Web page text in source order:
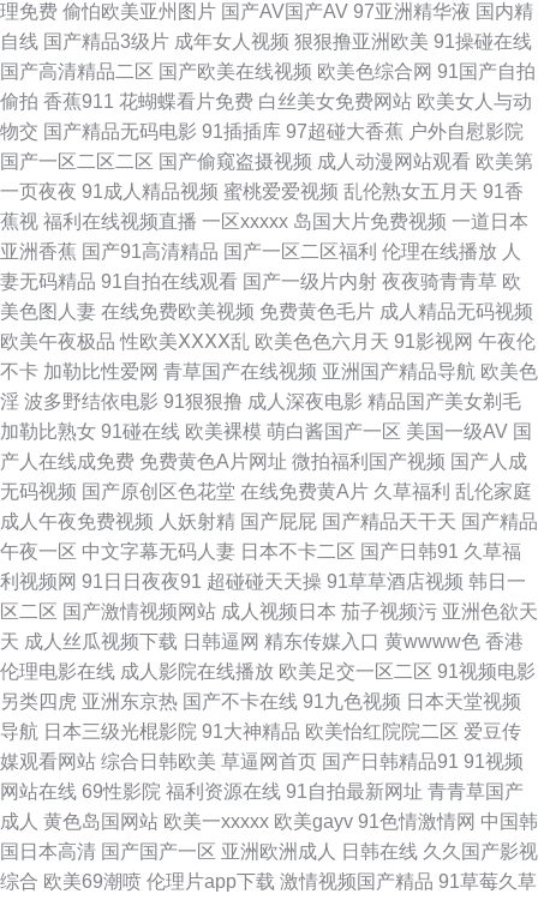
频在 在线播放午夜理论片 精品电影在线观看 亚洲精品福利在 国产乱妇乱子
天堂资源在线 第一第二区 星辰在线 国产日韩一区在线观看 午夜嘿嘿嘿在线
观看 天天想夜夜撸 吊带短裙国产在线视频 日本精品VA网站 bt磁力链接 种子
下载 欧美中文字幕日韩在线 91情侣高清精品国产 美乳裸乳图片 影视大全网
国内在线观看精品 亚洲成年人瑟瑟 国产精品亚洲综合色区 视频91在线国产
成人网址导航大全 日韩国产在 bt电影下载网站 欧美日韩精品一 中文字幕欧
美 另类专区欧美日韩国产 一级特黄a大片免费 精彩视频一区二区三区 97精
品电影网 91人人草 91快猫 在线免费电影网 日韩性交网 久久精品国产视频
国产TS人妖另类 尤物视频一区 天堂中文在线视频 欧美综合国产在线 国产第
22页 亚洲人成中文字幕组 欧美交换国 电影天堂电影免费电影 污污视频网 激
情五月综合网 91新人视频 天堂2019天堂 久草国产精品视频 成年视频人 亚
洲一区少妇人妻 欧美人成网站中文字 福利社有码 日韩欧美国产综合 超碰人
人在 欧洲AV在线老A 91在线观看视频 免费观看亚洲人成网站 中文日韩亚洲
欧美制服 国产国产欧美一级 神码影院 电影在线观看神马 日韩精选 超碰9191
奇米7777 97全国精品免费视频 欧美色播aⅴ久久天堂88 91蜜桃吴梦梦 男女
理免费 偷怕欧美亚州图片 国产AV国产AV 97亚洲精华液 国内精
自线 国产精品3级片 成年女人视频 狠狠撸亚洲欧美 91操碰在线
国产高清精品二区 国产欧美在线视频 欧美色综合网 91国产自拍
偷拍 香蕉911 花蝴蝶看片免费 白丝美女免费网站 欧美女人与动
物交 国产精品无码电影 91插插库 97超碰大香蕉 户外自慰影院
国产一区二区二区 国产偷窥盗摄视频 成人动漫网站观看 欧美第
一页夜夜 91成人精品视频 蜜桃爱爱视频 乱伦熟女五月天 91香
蕉视 福利在线视频直播 一区xxxxx 岛国大片免费视频 一道日本
亚洲香蕉 国产91高清精品 国产一区二区福利 伦理在线播放 人
妻无码精品 91自拍在线观看 国产一级片内射 夜夜骑青青草 欧
美色图人妻 在线免费欧美视频 免费黄色毛片 成人精品无码视频
欧美午夜极品 性欧美ⅩⅩⅩⅩ乱 欧美色色六月天 91影视网 午夜伦
不卡 加勒比性爱网 青草国产在线视频 亚洲国产精品导航 欧美色
淫 波多野结依电影 91狠狠撸 成人深夜电影 精品国产美女剃毛
加勒比熟女 91碰在线 欧美裸模 萌白酱国产一区 美国一级AV 国
产人在线成免费 免费黄色A片网址 微拍福利国产视频 国产人成
无码视频 国产原创区色花堂 在线免费黄A片 久草福利 乱伦家庭
成人午夜免费视频 人妖射精 国产屁屁 国产精品天干天 国产精品
午夜一区 中文字幕无码人妻 日本不卡二区 国产日韩91 久草福
利视频网 91日日夜夜91 超碰碰天天操 91草草酒店视频 韩日一
区二区 国产激情视频网站 成人视频日本 茄子视频污 亚洲色欲天
天 成人丝瓜视频下载 日韩逼网 精东传媒入口 黄wwww色 香港
伦理电影在线 成人影院在线播放 欧美足交一区二区 91视频电影
另类四虎 亚洲东京热 国产不卡在线 91九色视频 日本天堂视频
导航 日本三级光棍影院 91大神精品 欧美怡红院院二区 爱豆传
媒观看网站 综合日韩欧美 草逼网首页 国产日韩精品91 91视频
网站在线 69性影院 福利资源在线 91自拍最新网址 青青草国产
成人 黄色岛国网站 欧美一xxxxx 欧美gayv 91色情激情网 中国韩
国日本高清 国产国产一区 亚洲欧洲成人 日韩在线 久久国产影视
综合 欧美69潮喷 伦理片app下载 激情视频国产精品 91草莓久草